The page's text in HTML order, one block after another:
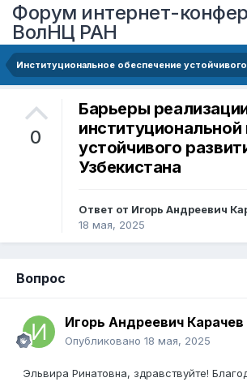
Форум интернет-
ВолНЦ РАН
0
Барьеры
устойчивого
Узбекистана
Ответ от Игорь Андреевич
18 мая, 2025
Вопрос
Игорь Андреевич Карачев
Опубликовано 18 мая, 2025
Эльвира Ринатовна, здравствуйте!